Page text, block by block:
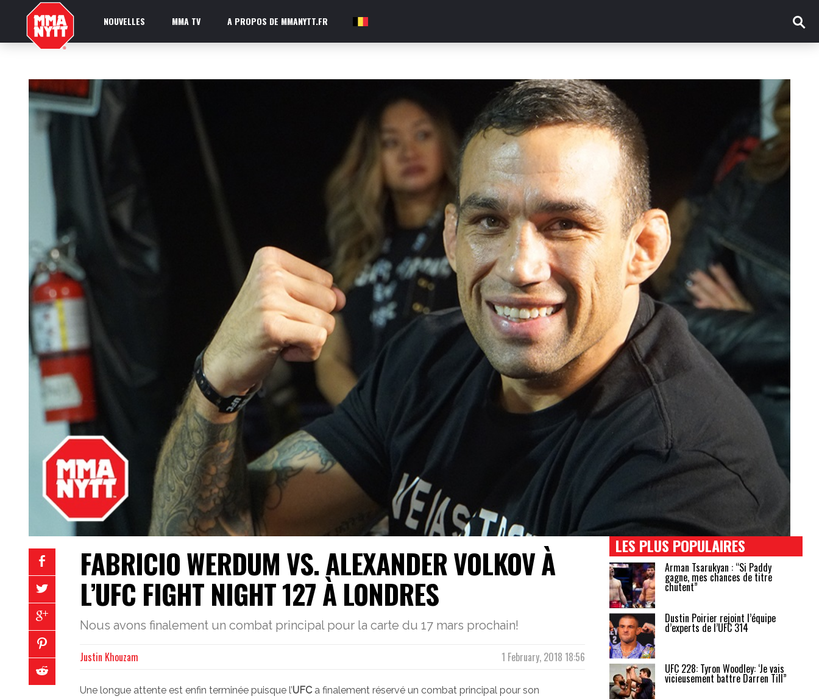
NOUVELLES MMA TV A PROPOS DE MMANYTT.FR FR
FABRICIO WERDUM VS. ALEXANDER VOLKOV À
L’UFC FIGHT NIGHT 127 À LONDRES
Nous avons finalement un combat principal pour la carte du 17 mars prochain!
1 February, 2018 18:56
Justin Khouzam
Une longue attente est enfin terminée puisque l’UFC a finalement réservé un combat principal pour son
LES PLUS POPULAIRES
Arman Tsarukyan : “Si Paddy
gagne, mes chances de titre
chutent”
Dustin Poirier rejoint l’équipe
d’experts de l’UFC 314
UFC 228: Tyron Woodley: ‘Je vais
vicieusement battre Darren Till”